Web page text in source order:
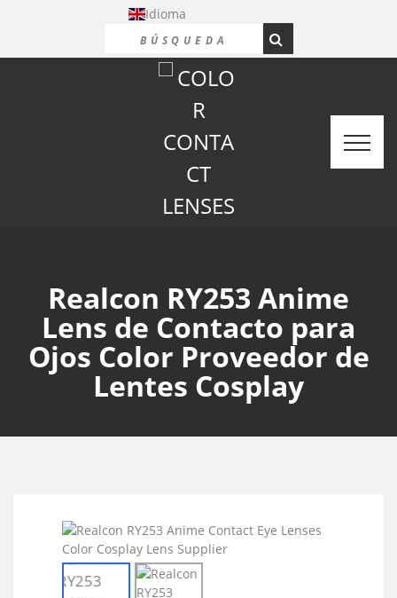
Idioma
Realcon RY253 Anime
Lens de Contacto para
Ojos Color Proveedor de
Lentes Cosplay